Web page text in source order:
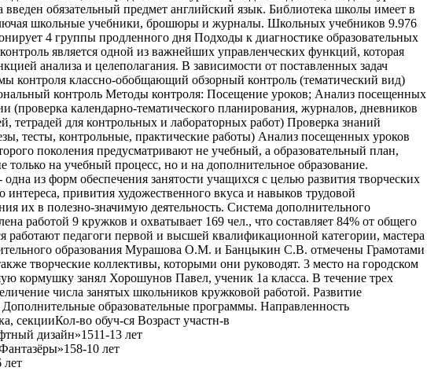
введен обязательный предмет английский язык. Библиотека школы имеет в
школьные учебники, брошюры и журналы. Школьных учебников 9.976
4 группы продленного дня Подходы к диагностике образовательных
является одной из важнейших управленческих функций, которая
анализа и целеполагания. В зависимости от поставленных задач
контроля классно-обобщающий обзорный контроль (тематический вид)
контроль Методы контроля: Посещение уроков; Анализ посещенных
(проверка календарно-тематического планирования, журналов, дневников
тетрадей для контрольных и лабораторных работ) Проверка знаний
тесты, контрольные, практические работы) Анализ посещенных уроков
поколения предусматривают не учебный, а образовательный план,
только на учебный процесс, но и на дополнительное образование.
из форм обеспечения занятости учащихся с целью развития творческих
интереса, привития художественного вкуса и навыков трудовой
их в полезно-значимую деятельность. Система дополнительного
работой 9 кружков и охватывает 169 чел., что составляет 84% от общего
работают педагоги первой и высшей квалификационной категории, мастера
образования Мурашова О.М. и Банцыкин С.В. отмечены Грамотами
творческие коллективы, которыми они руководят. 3 место на городском
кормушку занял Хорошунов Павел, ученик 1а класса. В течение трех
числа занятых школьников кружковой работой. Развитие
образовательные программы. Направленность
секцииКол-во обуч-ся Возраст участн-в
дизайн»1511-13 лет
10 лет